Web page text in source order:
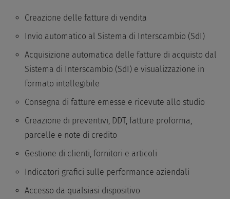
Creazione delle fatture di vendita
Invio automatico al Sistema di Interscambio (SdI)
Acquisizione automatica delle fatture di acquisto dal
Sistema di Interscambio (SdI) e visualizzazione in
formato intellegibile
Consegna di fatture emesse e ricevute allo studio
Creazione di preventivi, DDT, fatture proforma,
parcelle e note di credito
Gestione di clienti, fornitori e articoli
Indicatori grafici sulle performance aziendali
Accesso da qualsiasi dispositivo